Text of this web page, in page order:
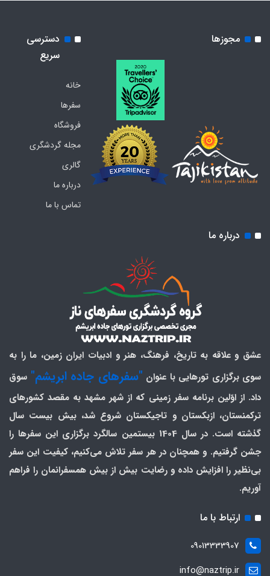
مجوزها
دسترسی
سریع
خانه
سفرها
فروشگاه
مجله گردشگری
گالری
درباره ما
تماس با ما
درباره ما
عشق و علاقه به تاریخ، فرهنگ، هنر و ادبیات ایران زمین، ما را به
سوی برگزاری تورهایی با عنوان "سفرهای جاده ابریشم" سوق
داد. از اوّلین برنامه سفر زمینی که از شهر مشهد به مقصد کشورهای
ترکمنستان، ازبکستان و تاجیکستان شروع شد، بیش بیست سال
گذشته است. در سال 1404 بیستمین سالگرد برگزاری این سفرها را
جشن گرفتیم. و همچنان در هر سفر تلاش می‌کنیم، کیفیت این سفر
بی‌نظیر را افزایش داده و رضایت بیش از بیش همسفرانمان را فراهم
آوریم.
ارتباط با ما
09013333907
info@naztrip.ir